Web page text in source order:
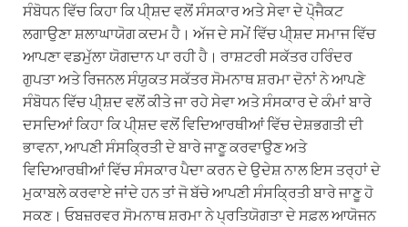
ਸੰਬੋਧਨ ਵਿੱਚ ਕਿਹਾ ਕਿ ਪੀ੍ਸ਼ਦ ਵਲੋਂ ਸੰਸਕਾਰ ਅਤੇ ਸੇਵਾ ਦੇ ਪੋ੍ਜੈਕਟ
ਲਗਾਉਣਾ ਸ਼ਲਾਘਾਯੋਗ ਕਦਮ ਹੈ। ਅੱਜ ਦੇ ਸਮੇਂ ਵਿੱਚ ਪੀ੍ਸ਼ਦ ਸਮਾਜ ਵਿੱਚ
ਆਪਣਾ ਵਡਮੁੱਲਾ ਯੋਗਦਾਨ ਪਾ ਰਹੀ ਹੈ। ਰਾਸ਼ਟਰੀ ਸਕੱਤਰ ਹਰਿੰਦਰ
ਗੁਪਤਾ ਅਤੇ ਰਿਜਨਲ ਸੰਯੁਕਤ ਸਕੱਤਰ ਸੋਮਨਾਥ ਸ਼ਰਮਾ ਦੋਨਾਂ ਨੇ ਆਪਣੇ
ਸੰਬੋਧਨ ਵਿੱਚ ਪੀ੍ਸ਼ਦ ਵਲੋਂ ਕੀਤੇ ਜਾ ਰਹੇ ਸੇਵਾ ਅਤੇ ਸੰਸਕਾਰ ਦੇ ਕੰਮਾਂ ਬਾਰੇ
ਦਸਦਿਆਂ ਕਿਹਾ ਕਿ ਪੀ੍ਸ਼ਦ ਵਲੋਂ ਵਿਦਿਆਰਥੀਆਂ ਵਿੱਚ ਦੇਸ਼ਭਗਤੀ ਦੀ
ਭਾਵਨਾ, ਆਪਣੀ ਸੰਸਕ੍ਰਿਤੀ ਦੇ ਬਾਰੇ ਜਾਣੂ ਕਰਵਾਉਣ ਅਤੇ
ਵਿਦਿਆਰਥੀਆਂ ਵਿੱਚ ਸੰਸਕਾਰ ਪੈਦਾ ਕਰਨ ਦੇ ਉਦੇਸ਼ ਨਾਲ ਇਸ ਤਰ੍ਹਾਂ ਦੇ
ਮੁਕਾਬਲੇ ਕਰਵਾਏ ਜਾਂਦੇ ਹਨ ਤਾਂ ਜੋ ਬੱਚੇ ਆਪਣੀ ਸੰਸਕ੍ਰਿਤੀ ਬਾਰੇ ਜਾਣੂ ਹੋ
ਸਕਣ। ਓਬਜ਼ਰਵਰ ਸੋਮਨਾਥ ਸ਼ਰਮਾ ਨੇ ਪ੍ਰਤਿਯੋਗਤਾ ਦੇ ਸਫ਼ਲ ਆਯੋਜਨ